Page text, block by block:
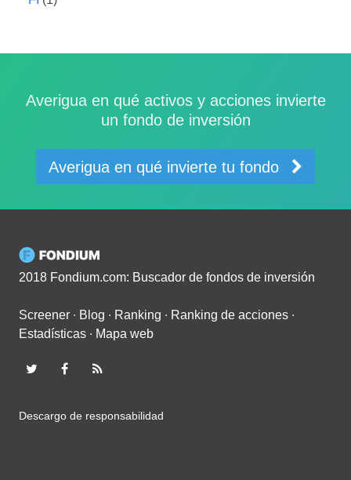
Averigua en qué activos y acciones invierte
un fondo de inversión
Averigua en qué invierte tu fondo
2018 Fondium.com: Buscador de fondos de inversión
Screener ∙ Blog ∙ Ranking ∙ Ranking de acciones ∙
Estadísticas ∙ Mapa web
Descargo de responsabilidad